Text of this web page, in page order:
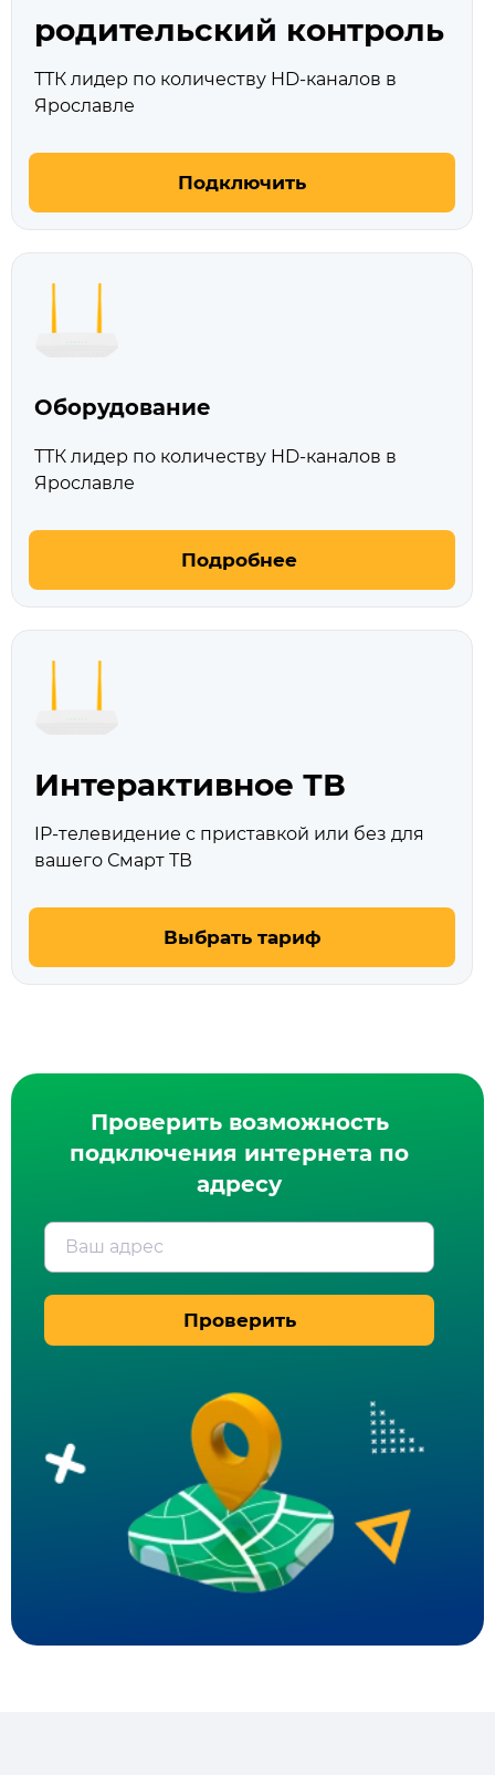
родительский контроль
ТТК лидер по количеству HD‑каналов в
Ярославле
Подключить
Оборудование
ТТК лидер по количеству HD‑каналов в
Ярославле
Подробнее
Интерактивное ТВ
IP-телевидение с приставкой или без для
вашего Смарт ТВ
Выбрать тариф
Проверить возможность
подключения интернета по
адресу
Ваш адрес
Проверить